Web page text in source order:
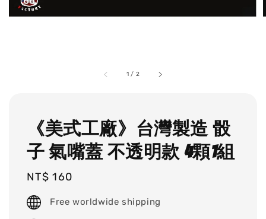
1 / 2
《美式工廠》台灣製造 骰
子 氣嘴蓋 不透明款 4顆1組
Regular
price
NT$ 160
Free worldwide shipping